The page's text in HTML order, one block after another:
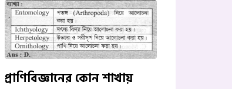
প্রাণিবিজ্ঞানের কোন শাখায়